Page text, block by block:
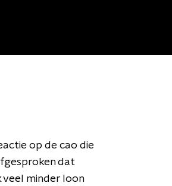
op de cao die
dat
minder loon